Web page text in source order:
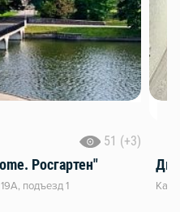
51 (+3)
Росгартен"
подъезд 1